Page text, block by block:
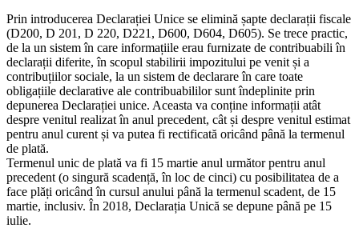
Prin introducerea Declarației Unice se elimină șapte declarații fiscale
(D200, D 201, D 220, D221, D600, D604, D605). Se trece practic,
de la un sistem în care informațiile erau furnizate de contribuabili în
declarații diferite, în scopul stabilirii impozitului pe venit și a
contribuțiilor sociale, la un sistem de declarare în care toate
obligațiile declarative ale contribuabililor sunt îndeplinite prin
depunerea Declarației unice. Aceasta va conține informații atât
despre venitul realizat în anul precedent, cât și despre venitul estimat
pentru anul curent și va putea fi rectificată oricând până la termenul
de plată.
Termenul unic de plată va fi 15 martie anul următor pentru anul
precedent (o singură scadență, în loc de cinci) cu posibilitatea de a
face plăți oricând în cursul anului până la termenul scadent, de 15
martie, inclusiv. În 2018, Declarația Unică se depune până pe 15
iulie.